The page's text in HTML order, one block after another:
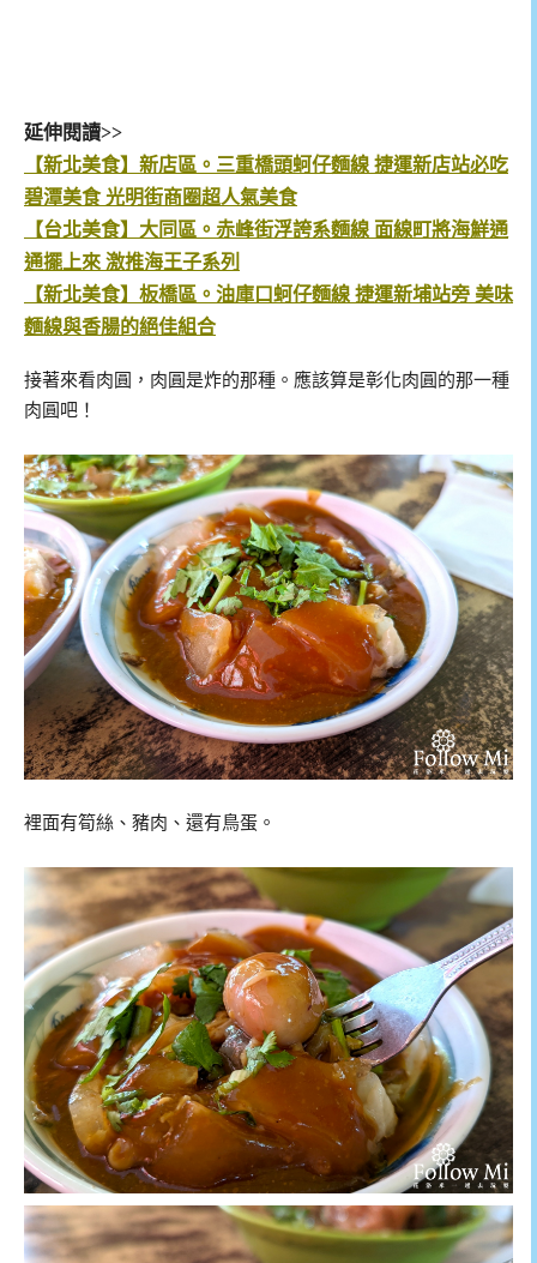
延伸閱讀>>
【新北美食】新店區。三重橋頭蚵仔麵線 捷運新店站必吃
碧潭美食 光明街商圈超人氣美食
【台北美食】大同區。赤峰街浮誇系麵線 面線町將海鮮通
通擺上來 激推海王子系列
【新北美食】板橋區。油庫口蚵仔麵線 捷運新埔站旁 美味
麵線與香腸的絕佳組合
接著來看肉圓，肉圓是炸的那種。應該算是彰化肉圓的那一種
肉圓吧！
裡面有筍絲、豬肉、還有鳥蛋。